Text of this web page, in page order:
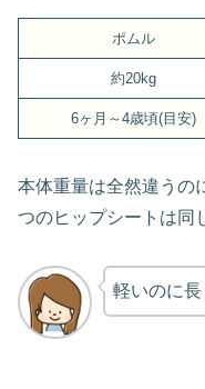
ポムル
約20kg
6ヶ月～4歳頃(目安)
本体重量は全然違うの
つのヒップシートは同
軽いのに